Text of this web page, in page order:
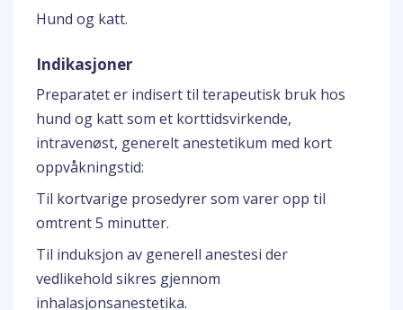
Hund og katt.
Indikasjoner
Preparatet er indisert til terapeutisk bruk hos
hund og katt som et korttidsvirkende,
intravenøst, generelt anestetikum med kort
oppvåkningstid:
Til kortvarige prosedyrer som varer opp til
omtrent 5 minutter.
Til induksjon av generell anestesi der
vedlikehold sikres gjennom
inhalasjonsanestetika.